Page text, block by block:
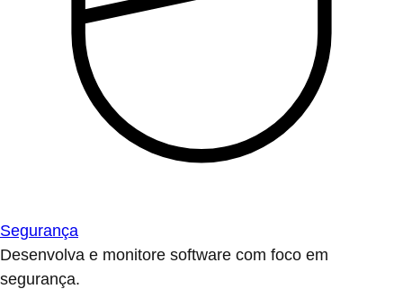
Segurança
Desenvolva e monitore software com foco em
segurança.